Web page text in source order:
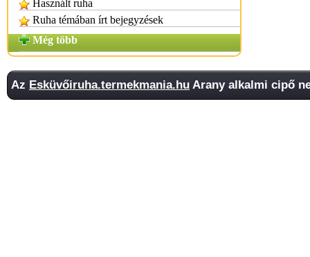
Használt ruha
Ruha témában írt bejegyzések
Még több
Az Esküvőiruha.termekmania.hu Arany alkalmi cipő